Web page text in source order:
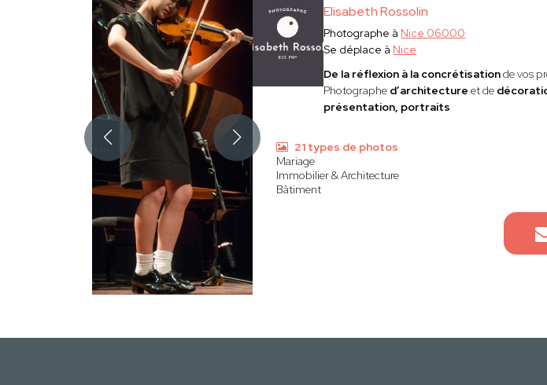
Elisabeth Rossolin
Photographe à Nice 06000
Se déplace à Nice
De la réflexion à la concrétisationde vos
Photographe d’architectureet de
présentation, portraits
21 types de photos
Mariage
Immobilier & Architecture
Bâtiment